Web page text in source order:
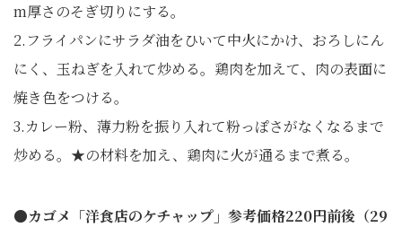
m厚さのそぎ切りにする。
2.フライパンにサラダ油をひいて中火にかけ、おろしにん
にく、玉ねぎを入れて炒める。鶏肉を加えて、肉の表面に
焼き色をつける。
3.カレー粉、薄力粉を振り入れて粉っぽさがなくなるまで
炒める。★の材料を加え、鶏肉に火が通るまで煮る。
●カゴメ「洋食店のケチャップ」参考価格220円前後（29